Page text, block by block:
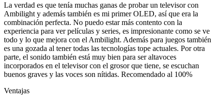
La verdad es que tenía muchas ganas de probar un televisor con
Ambilight y además también es mi primer OLED, así que era la
combinación perfecta. No puedo estar más contento con la
experiencia para ver películas y series, es impresionante como se ve
todo y lo que mejora con el Ambilight. Además para juegos también
es una gozada al tener todas las tecnologías tope actuales. Por otra
parte, el sonido también está muy bien para ser altavoces
incorporados en el televisor con el grosor que tiene, se escuchan
buenos graves y las voces son nítidas. Recomendado al 100%
Ventajas